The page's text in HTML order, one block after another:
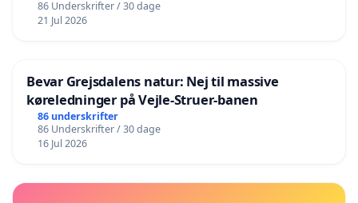
86 Underskrifter / 30 dage
21 Jul 2026
Bevar Grejsdalens natur: Nej til massive
køreledninger på Vejle-Struer-banen
86 underskrifter
86 Underskrifter / 30 dage
16 Jul 2026